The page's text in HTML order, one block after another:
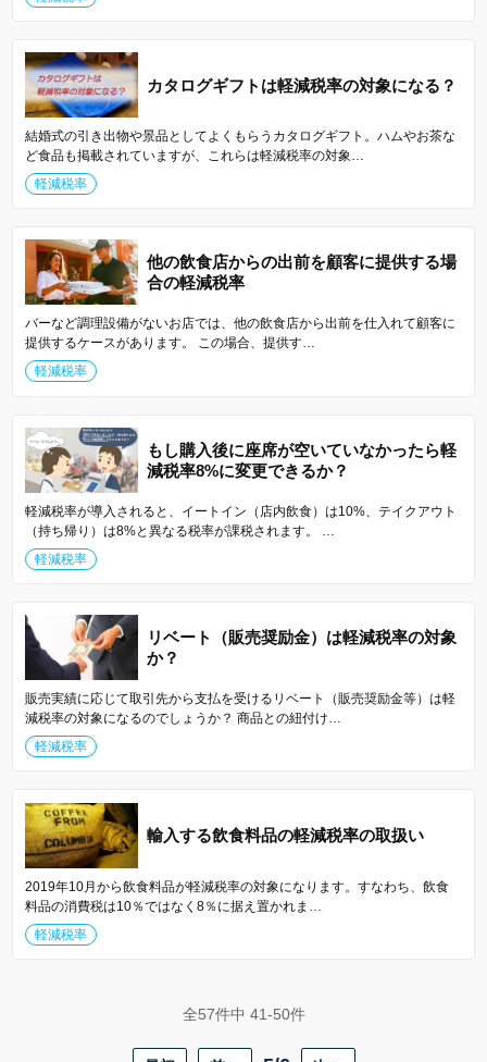
カタログギフトは軽減税率の対象になる？
結婚式の引き出物や景品としてよくもらうカタログギフト。ハムやお茶な
ど食品も掲載されていますが、これらは軽減税率の対象…
軽減税率
他の飲食店からの出前を顧客に提供する場
合の軽減税率
バーなど調理設備がないお店では、他の飲食店から出前を仕入れて顧客に
提供するケースがあります。 この場合、提供す…
軽減税率
もし購入後に座席が空いていなかったら軽
減税率8%に変更できるか？
軽減税率が導入されると、イートイン（店内飲食）は10%、テイクアウト
（持ち帰り）は8%と異なる税率が課税されます。 …
軽減税率
リベート（販売奨励金）は軽減税率の対象
か？
販売実績に応じて取引先から支払を受けるリベート（販売奨励金等）は軽
減税率の対象になるのでしょうか？ 商品との紐付け…
軽減税率
輸入する飲食料品の軽減税率の取扱い
2019年10月から飲食料品が軽減税率の対象になります。すなわち、飲食
料品の消費税は10％ではなく8％に据え置かれま…
軽減税率
全57件中 41-50件